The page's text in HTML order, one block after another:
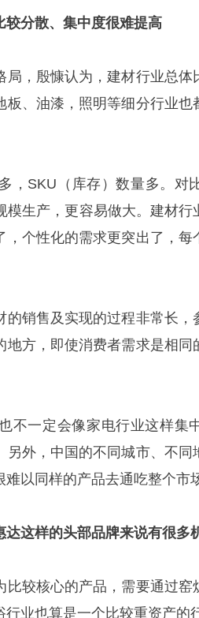
较分散、集中度很难提高
，殷慷认为，建材行业总体
板、油漆，照明等细分行业也
，SKU（库存）数量多。对
生产，更容易做大。建材行
，个性化的需求更突出了，每
销售及实现的过程非常长，
地方，即使消费者需求是相同
不一定会像家电行业这样集
外，中国的不同城市、不同
以同样的产品去通吃整个市
这样的头部品牌来说有很多
较核心的产品，需要通过窑
业也算是一个比较重资产的